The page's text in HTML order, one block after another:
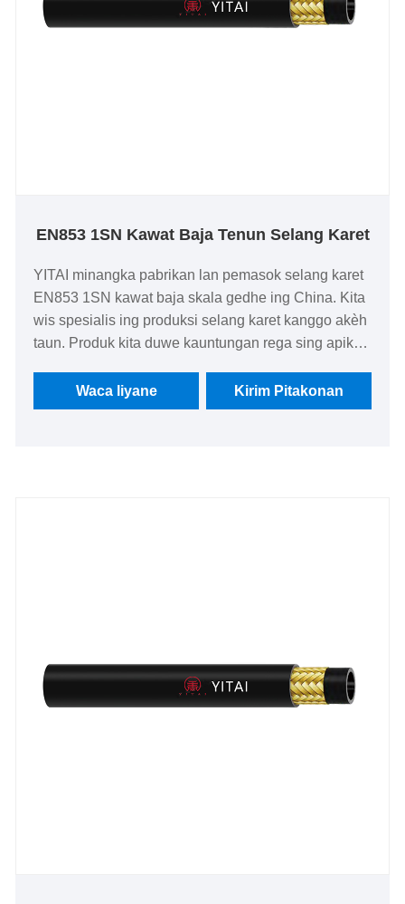
EN853 1SN Kawat Baja Tenun Selang Karet
YITAI minangka pabrikan lan pemasok selang karet
EN853 1SN kawat baja skala gedhe ing China. Kita
wis spesialis ing produksi selang karet kanggo akèh
taun. Produk kita duwe kauntungan rega sing apik
We look nerusake kanggo dadi partner long-term ing
China.
Waca liyane Kirim Pitakonan